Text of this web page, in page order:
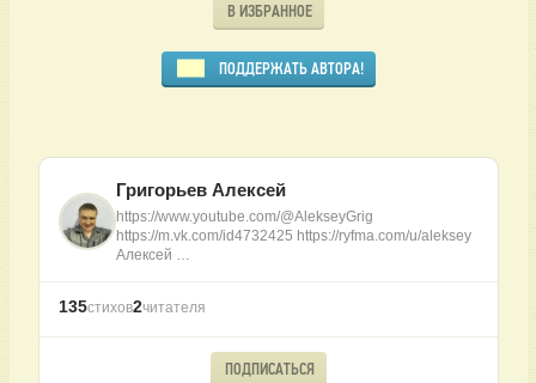
В ИЗБРАННОЕ
ПОДДЕРЖАТЬ АВТОРА!
Григорьев Алексей
https://www.youtube.com/@AlekseyGrig
https://m.vk.com/id4732425 https://ryfma.com/u/aleksey
Алексей …
135стихов2читателя
ПОДПИСАТЬСЯ